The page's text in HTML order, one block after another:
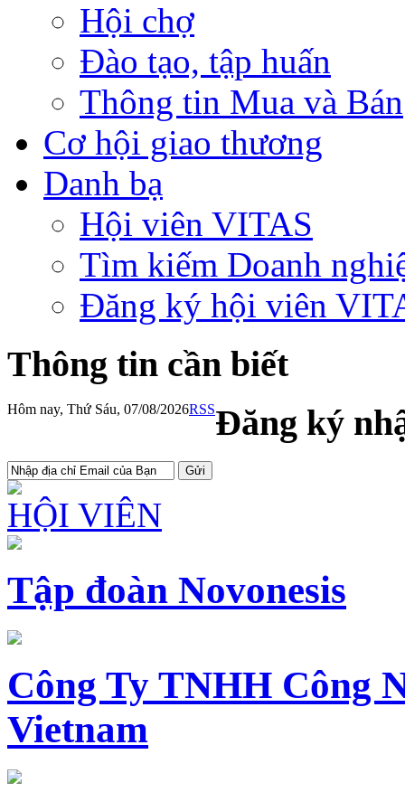
Hội chợ
Đào tạo, tập huấn
Thông tin Mua và Bán
Cơ hội giao thương
Danh bạ
Hội viên VITAS
Tìm kiếm Doanh
Đăng ký hội viên
Thông tin cần biết
Hôm nay, Thứ Sáu, 07/08/2026RSSĐăng ký
HỘI VIÊN
Tập đoàn Novonesis
Công Ty TNHH Công
Vietnam